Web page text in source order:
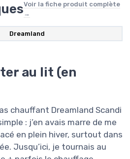
Voir la fiche produit complète
→
Dreamland
au lit (en
chauffant Dreamland Scandi
: j’en avais marre de me
en plein hiver, surtout dans
Jusqu’ici, je tournais au